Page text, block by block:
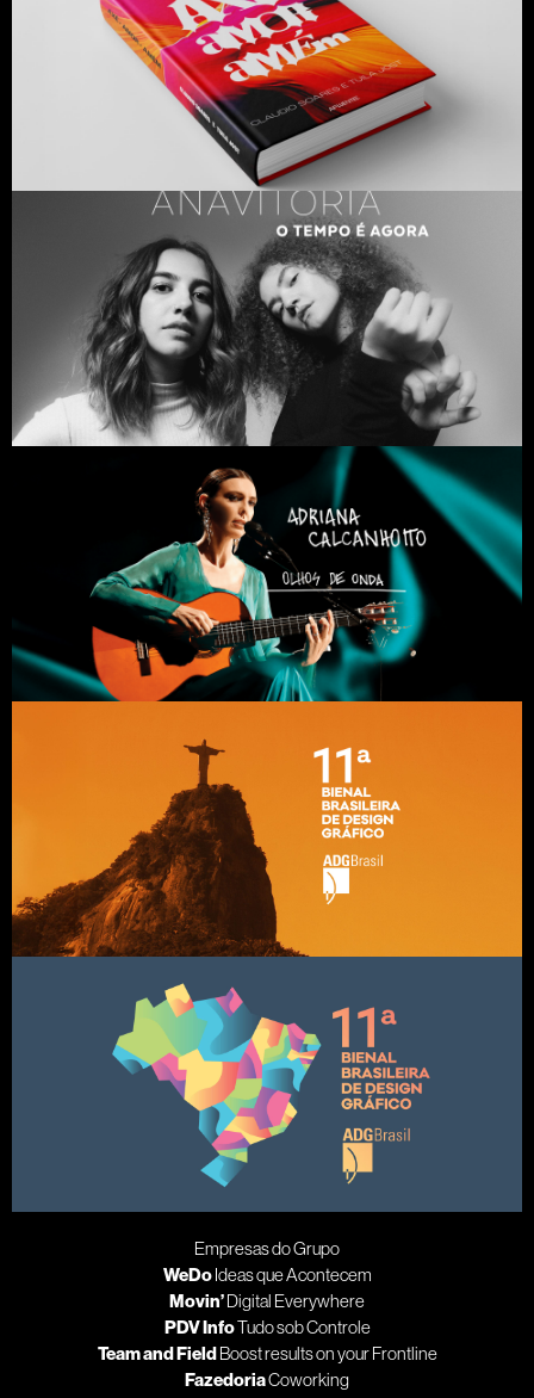
Empresas do Grupo
WeDoIdeas que Acontecem
Movin’Digital Everywhere
PDV InfoTudo sob Controle
Team and FieldBoost results on your Frontline
FazedoriaCoworking